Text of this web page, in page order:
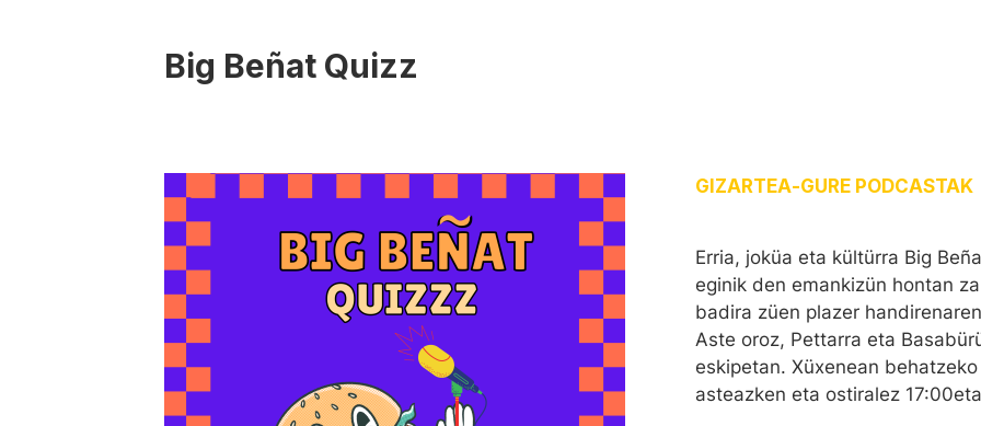
Big Beñat Quizz
GIZARTEA-GURE PODCASTAK
Erria, joküa eta kültürra Big
eginik den emankizün hontan
badira züen plazer
Aste oroz, Pettarra eta
eskipetan. Xüxenean
asteazken eta ostiralez